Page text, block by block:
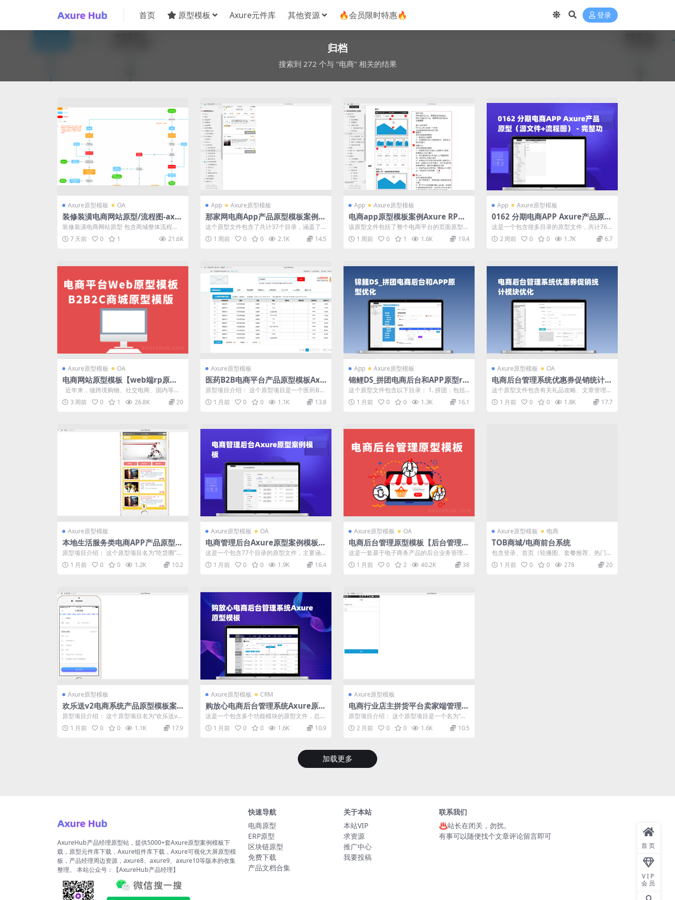
首页 原型模板 Axure元件库 其他资源 🔥会员限时特惠🔥 登录
归档
搜索到 272 个与 "电商" 相关的结果
Axure原型模板 OA
装修装潢电商网站原型/流程图-axur
e rp原型免费下载
装修装潢电商网站原型 包含商城整体流程
图、订单正流程图、注册登录流程图、退换货
流...7 天前 0 1 21.6K
App Axure原型模板
那家网电商App产品原型模板案例a
xure rp源文件下载
这个原型文件包含了共计37个目录，涵盖了
网站的各个页面和功能。具体目录内容包
括：...1 周前 0 0 2.1K 14.5
App Axure原型模板
电商app原型模板案例Axure RP源
文件下载
该原型文件包括了整个电商平台的页面原型设
计，共计36个目录，包括了需求分析、注册...
1 周前 0 1 1.6K 19.4
App Axure原型模板
0162 分期电商APP Axure产品原型
（源文件+流程图） – 完整功能覆盖
这是一个包含很多目录的原型文件，共计76
个目录。目录内容涵盖了用户注册登陆、首
页...2 周前 0 0 1.7K 6.7
Axure原型模板 OA
电商网站原型模板【web端rp原型
全套】B2B2C商城原型模版
近年来，做跨境购物、社交电商、国内等新
兴围绕电商的平台数不胜数。 ...
3 周前 0 1 26.8K 20
Axure原型模板
医药B2B电商平台产品原型模板Axu
re RP源文件下载
原型项目介绍： 这个原型项目是一个医药B2
B电商网站，旨在为医药行业的采购商和供...
1 月前 0 0 1.1K 13.8
App Axure原型模板
锦鲤DS_拼团电商后台和APP原型rp
下载
这个原型文件包含以下目录： 1. 拼团：包括
拼团活动的详情页面、参与拼团流程等内...
1 月前 0 0 1.3K 16.1
Axure原型模板 OA
电商后台管理系统优惠券促销统计模
块axure产品原型下载
这个原型文件包含有关礼品攻略、文章管理、
优惠券、活动数据统计、促销管理、商品管
理...1 月前 0 0 1.8K 17.7
Axure原型模板
本地生活服务类电商APP产品原型模
板案例Axure RP源文件下载
原型项目介绍： 这个原型项目名为“吃货圈”，
是一个针对美食爱好者的移动应用，旨在...
1 月前 0 0 1.2K 10.2
Axure原型模板 OA
电商管理后台Axure原型案例模板下
载
这是一个包含77个目录的原型文件，主要涵
盖了系统设置、管理员管理、配送管理、商
品...1 月前 0 0 1.9K 16.4
Axure原型模板 OA
电商后台管理原型模板【后台管理系
统rp原型全套】B2B2C商城原型模
版
这是一套基于电子商务产品的后台业务管理系
统原型模板。适用于火热的做跨境购物、社
交...1 月前 0 2 40.2K 38
Axure原型模板 电商
TOB商城/电商前台系统
包含登录、首页（轮播图、套餐推荐、热门活
动、热门品类、新品推荐、合作品牌展
示）、...
1 月前 0 0 278 20
Axure原型模板
欢乐送v2电商系统产品原型模板案
例Axure RP源文件下载
原型项目介绍： 这个原型项目名为“欢乐送v
2”，是一个移动应用的原型设计，旨在提...
1 月前 0 0 1.1K 17.9
Axure原型模板 CRM
购放心电商后台管理系统Axure原型
模板下载
这是一个包含多个功能模块的原型文件，总共
包含87个目录。主要包括后台管理登录、数...
1 月前 0 0 1.6K 10.9
Axure原型模板
电商行业店主拼货平台卖家端管理系
统Axure原型模板
原型项目介绍： 这个原型项目是一个名为“店
主拼货卖家端”的电商平台后台管理系统。...
2 月前 0 0 1.6K 10.5
加载更多
AxureHub产品经理原型站，提供5000+套Axure原型案例模板下
载，原型元件库下载，Axure组件库下载，Axure可视化大屏原型模
板，产品经理周边资源，axure8、axure9、axure10等版本的收集
整理。 本站公众号：【AxureHub产品经理】
快速导航
电商原型
ERP原型
区块链原型
免费下载
产品文档合集
关于本站
本站VIP
求资源
推广中心
我要投稿
联系我们
♨️站长在闭关，勿扰。
有事可以随便找个文章评论留言即可
首页
VIP
会员